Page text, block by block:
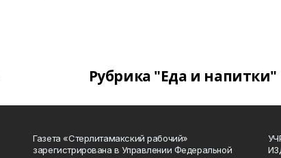
Рубрика "Еда и напитки"
Газета «Стерлитамакский рабочий»
зарегистрирована в Управлении Федеральной